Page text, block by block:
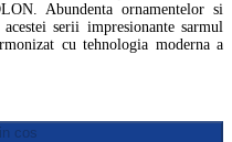
Abundenta ornamentelor si
serii impresionante sarmul
cu tehnologia moderna a
cos